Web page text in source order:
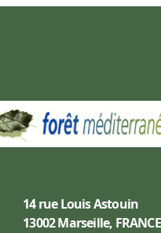
14 rue Louis Astouin
13002 Marseille, FRANCE